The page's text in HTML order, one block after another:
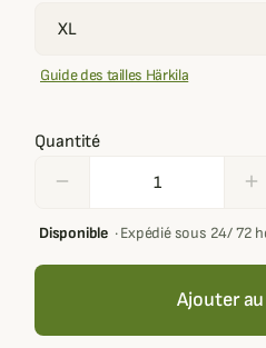
Guide des tailles Härkila
Quantité
remove add
Disponible·Expédié sous 24/ 72
Ajouter